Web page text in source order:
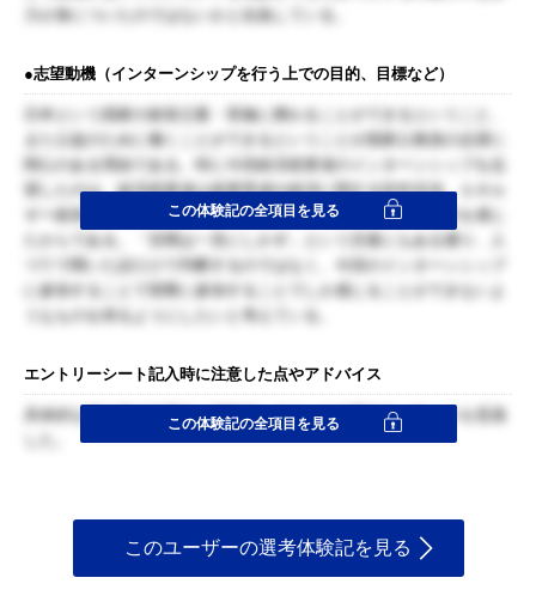
力が身についたのではないかと自負している。
●志望動機（インターンシップを行う上での目的、目標など）
日本という国家の政策立案・実施に携わることができるということ、
また公益のために働くことができるということが国家公務員の志望に
関心のある理由である。特に今回経済産業省のインターンシップを志
望したのは、経済産業省は産業育成や経済に関する対外交渉、エネル
ギー政策まで日本の経済の根幹を担っているということに魅力を感じ
たからである。「百聞は一見にしかず」という言葉にもある通り、人
づてで聞いた話だけで判断するのではなく、今回のインターンシップ
に参加することで実際に参加することでしか感じることができないよ
うなものを得るようにしたいと考えている。
この体験記の全項目を見る
エントリーシート記入時に注意した点やアドバイス
具体的な例を挙げる部分と抽象化してまとめる部分のバランスを意識
この体験記の全項目を見る
このユーザーの選考体験記を見る